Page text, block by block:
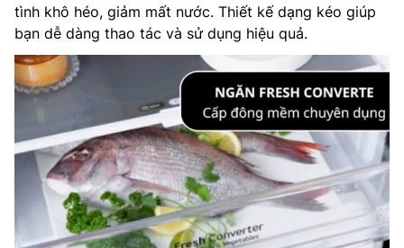
tình khô héo, giảm mất nước. Thiết kế dạng kéo giúp
bạn dễ dàng thao tác và sử dụng hiệu quả.